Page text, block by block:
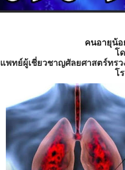
คนอายุน้อ
โ
แพทย์ผู้เชี่ยวชาญศัลยศาสตร์ทรว
โ